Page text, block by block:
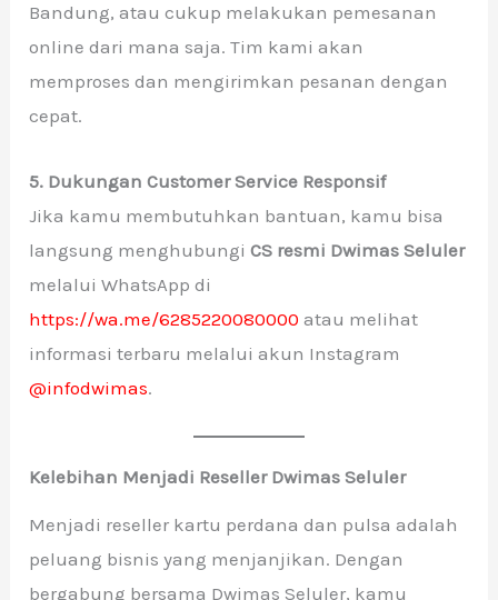
Bandung, atau cukup melakukan pemesanan
online dari mana saja. Tim kami akan
memproses dan mengirimkan pesanan dengan
cepat.
5. Dukungan Customer Service Responsif
Jika kamu membutuhkan bantuan, kamu bisa
langsung menghubungiCS resmi Dwimas Seluler
melalui WhatsApp di
https://wa.me/6285220080000 atau melihat
informasi terbaru melalui akun Instagram
@infodwimas.
Kelebihan Menjadi Reseller Dwimas Seluler
Menjadi reseller kartu perdana dan pulsa adalah
peluang bisnis yang menjanjikan. Dengan
bergabung bersama Dwimas Seluler, kamu